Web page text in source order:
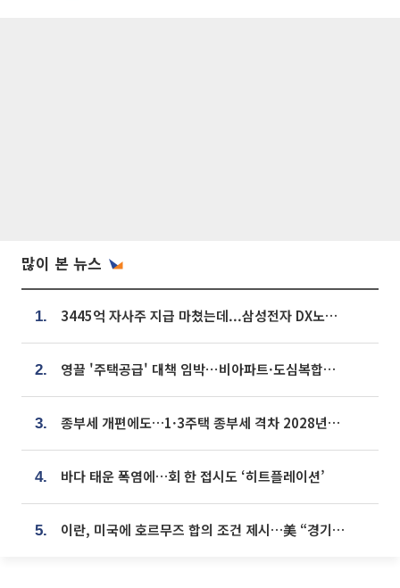
많이 본 뉴스
1. 3445억 자사주 지급 마쳤는데...삼성전자 DX노조, 뒤늦은 '떼쓰기 집회'
2. 영끌 '주택공급' 대책 임박⋯비아파트·도심복합까지 총동원
3. 종부세 개편에도…1·3주택 종부세 격차 2028년부터 확대
4. 바다 태운 폭염에…회 한 접시도 ‘히트플레이션’
5. 이란, 미국에 호르무즈 합의 조건 제시…美 “경기 아직 안 끝나” [종합]